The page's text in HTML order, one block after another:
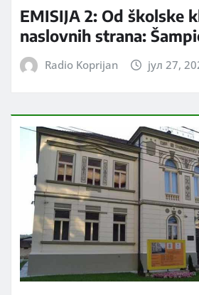
EMISIJA 2: Od školske
naslovnih strana:
Radio Koprijan јул 27,